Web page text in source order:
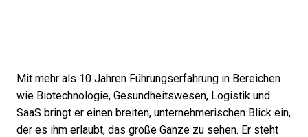
Mit mehr als 10 Jahren Führungserfahrung in Bereichen
wie Biotechnologie, Gesundheitswesen, Logistik und
SaaS bringt er einen breiten, unternehmerischen Blick ein,
der es ihm erlaubt, das große Ganze zu sehen. Er steht